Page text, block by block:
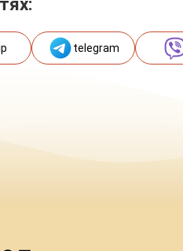
telegram